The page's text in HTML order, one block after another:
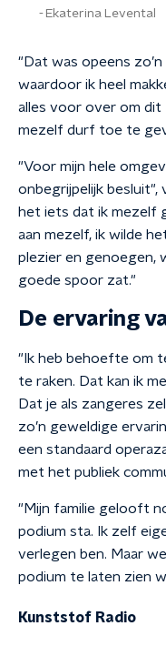
Ekaterina Levental
"Dat was opeens
waardoor ik heel
alles voor over om dit
mezelf durf toe te
"Voor mijn hele
onbegrijpelijk
het iets dat ik mezelf
aan mezelf, ik wilde
plezier en genoegen,
goede spoor zat."
De ervaring
"Ik heb behoefte om
te raken. Dat kan ik
Dat je als zangeres
zo’n geweldige
een standaard
met het publiek
"Mijn familie gelooft
podium sta. Ik zelf
verlegen ben. Maar
podium te laten zien
Kunststof Radio